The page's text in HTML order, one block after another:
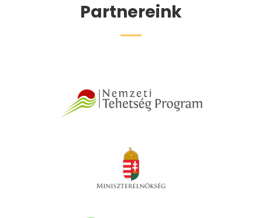
Partnereink